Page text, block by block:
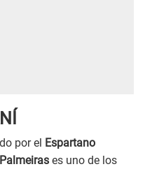
por el Espartano
Palmeiras es uno de los